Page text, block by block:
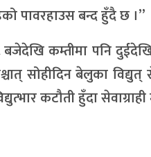
पावरहाउस बन्द हुँदै छ ।”
बजेदेखि कम्तीमा पनि
सोहीदिन बेलुका
कटौती हुँदा